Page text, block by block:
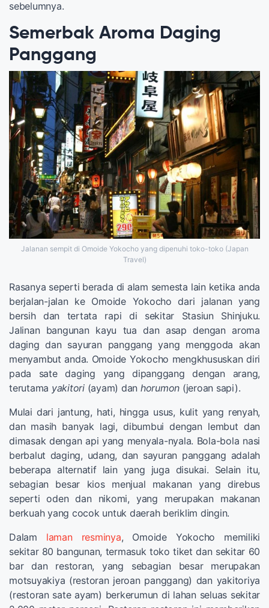
sebelumnya.
Semerbak Aroma Daging
Panggang
Jalanan sempit di Omoide Yokocho yang dipenuhi toko-toko (Japan
Travel)
Rasanya seperti berada di alam semesta lain ketika anda
berjalan-jalan ke Omoide Yokocho dari jalanan yang
bersih dan tertata rapi di sekitar Stasiun Shinjuku.
Jalinan bangunan kayu tua dan asap dengan aroma
daging dan sayuran panggang yang menggoda akan
menyambut anda. Omoide Yokocho mengkhususkan diri
pada sate daging yang dipanggang dengan arang,
terutama yakitori(ayam) dan horumon (jeroan sapi).
Mulai dari jantung, hati, hingga usus, kulit yang renyah,
dan masih banyak lagi, dibumbui dengan lembut dan
dimasak dengan api yang menyala-nyala. Bola-bola nasi
berbalut daging, udang, dan sayuran panggang adalah
beberapa alternatif lain yang juga disukai. Selain itu,
sebagian besar kios menjual makanan yang direbus
seperti oden dan nikomi, yang merupakan makanan
berkuah yang cocok untuk daerah beriklim dingin.
Dalam laman resminya, Omoide Yokocho memiliki
sekitar 80 bangunan, termasuk toko tiket dan sekitar 60
bar dan restoran, yang sebagian besar merupakan
motsuyakiya (restoran jeroan panggang) dan yakitoriya
(restoran sate ayam) berkerumun di lahan seluas sekitar